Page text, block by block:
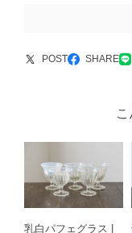
POST SHARE
こ
乳白パフェグラス |